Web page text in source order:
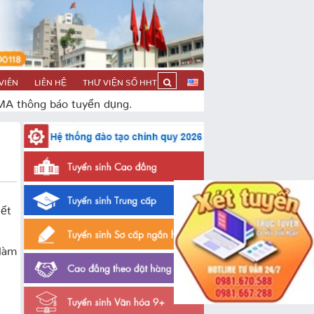
LIÊN HỆ THƯ VIỆN SỐ HHT
thông báo tuyển dụng.